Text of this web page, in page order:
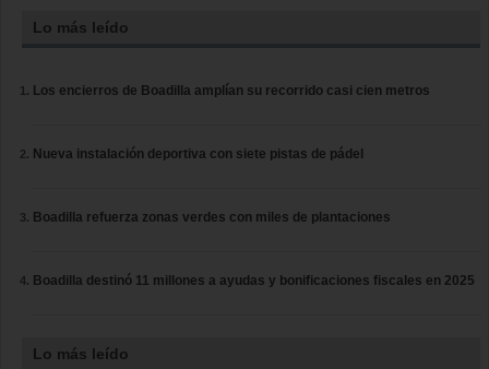
Lo más leído
Los encierros de Boadilla amplían su recorrido casi cien metros
Nueva instalación deportiva con siete pistas de pádel
Boadilla refuerza zonas verdes con miles de plantaciones
Boadilla destinó 11 millones a ayudas y bonificaciones fiscales en 2025
Lo más leído